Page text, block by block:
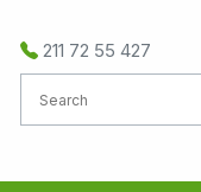
211 72 55 427